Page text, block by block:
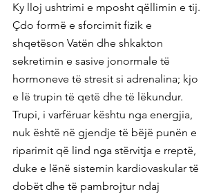
Ky lloj ushtrimi e mposht qëllimin e tij.
Çdo formë e sforcimit fizik e
shqetëson Vatën dhe shkakton
sekretimin e sasive jonormale të
hormoneve të stresit si adrenalina; kjo
e lë trupin të qetë dhe të lëkundur.
Trupi, i varfëruar kështu nga energjia,
nuk është në gjendje të bëjë punën e
riparimit që lind nga stërvitja e rreptë,
duke e lënë sistemin kardiovaskular të
dobët dhe të pambrojtur ndaj